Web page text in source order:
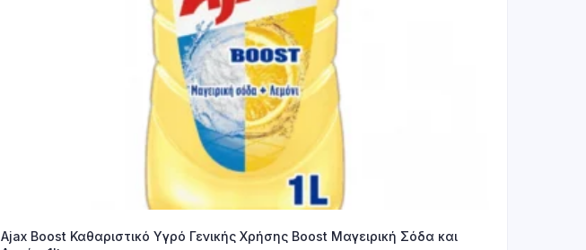
Ajax Boost Καθαριστικό Υγρό Γενικής Χρήσης Boost Μαγειρική Σόδα και